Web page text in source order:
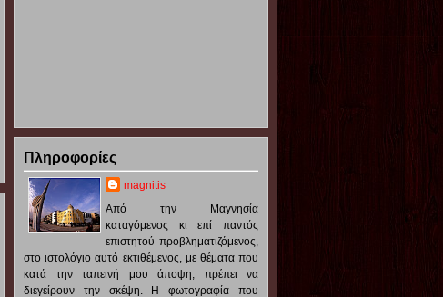
Πληροφορίες
magnitis
Από την Μαγνησία
καταγόμενος κι επί παντός
επιστητού προβληματιζόμενος,
στο ιστολόγιο αυτό εκτιθέμενος, με θέματα που
κατά την ταπεινή μου άποψη, πρέπει να
διεγείρουν την σκέψη. Η φωτογραφία που